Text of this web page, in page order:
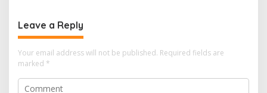
Leave a Reply
Your email address will not be published. Required fields are
marked *